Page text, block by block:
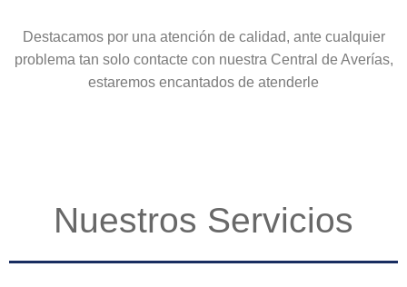
Destacamos por una atención de calidad, ante cualquier
problema tan solo contacte con nuestra Central de Averías,
estaremos encantados de atenderle
Nuestros Servicios